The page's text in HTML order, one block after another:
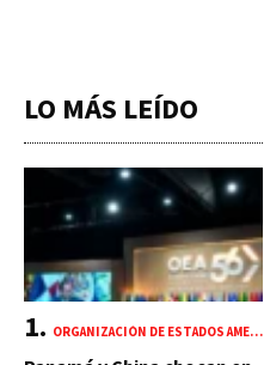
LO MÁS LEÍDO
ORGANIZACIÓN DE ESTADOS AMERICANOS (OEA)